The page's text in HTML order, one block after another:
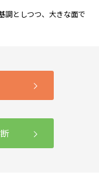
調としつつ、大きな面で